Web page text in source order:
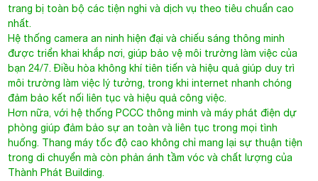
trang bị toàn bộ các tiện nghi và dịch vụ theo tiêu chuẩn cao
nhất.
Hệ thống camera an ninh hiện đại và chiếu sáng thông minh
được triển khai khắp nơi, giúp bảo vệ môi trường làm việc của
bạn 24/7. Điều hòa không khí tiên tiến và hiệu quả giúp duy trì
môi trường làm việc lý tưởng, trong khi internet nhanh chóng
đảm bảo kết nối liên tục và hiệu quả công việc.
Hơn nữa, với hệ thống PCCC thông minh và máy phát điện dự
phòng giúp đảm bảo sự an toàn và liên tục trong mọi tình
huống. Thang máy tốc độ cao không chỉ mang lại sự thuận tiện
trong di chuyển mà còn phản ánh tầm vóc và chất lượng của
Thành Phát Building.